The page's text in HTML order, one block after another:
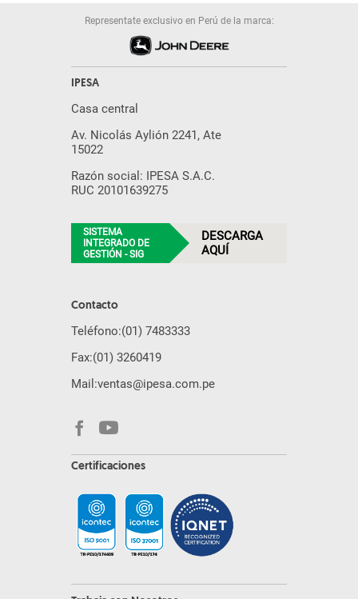
Representate exclusivo en Perú de la marca:
IPESA
Casa central
Av. Nicolás Aylión 2241, Ate
15022
Razón social: IPESA S.A.C.
RUC 20101639275
SISTEMA
INTEGRADO DE
GESTIÓN - SIG
DESCARGA
AQUÍ
Contacto
Teléfono:(01) 7483333
Fax:(01) 3260419
Mail:ventas@ipesa.com.pe
Certificaciones